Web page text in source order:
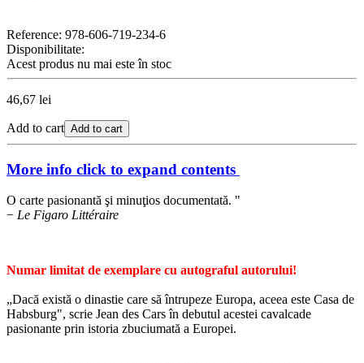
Reference: 978-606-719-234-6
Disponibilitate:
Acest produs nu mai este în stoc
46,67 lei
Add to cart Add to cart
More info click to expand contents
O carte pasionantă şi minuţios documentată. "
− Le Figaro Littéraire
Numar limitat de exemplare cu autograful autorului!
„Dacă există o dinastie care să întrupeze Europa, aceea este Casa de
Habsburg", scrie Jean des Cars în debutul acestei cavalcade
pasionante prin istoria zbuciumată a Europei.